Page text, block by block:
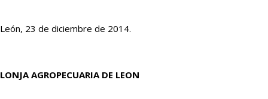
León, 23 de diciembre de 2014.
LONJA AGROPECUARIA DE LEON